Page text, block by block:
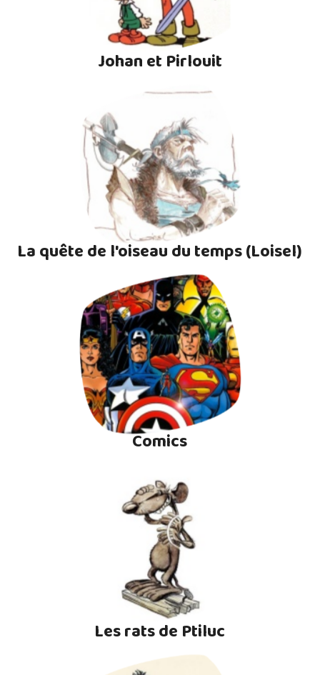
Johan et Pirlouit
La quête de l'oiseau du temps (Loisel)
Comics
Les rats de Ptiluc